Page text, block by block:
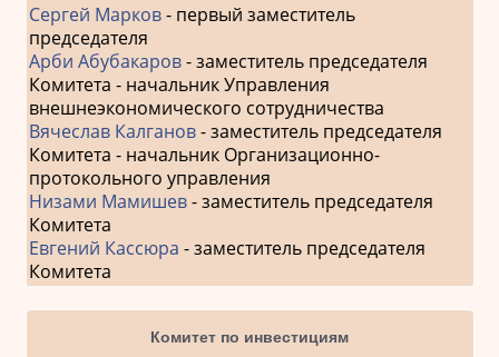
Сергей Марков- первый заместитель
председателя
Арби Абубакаров- заместитель председателя
Комитета - начальник Управления
внешнеэкономического сотрудничества
Вячеслав Калганов- заместитель председателя
Комитета - начальник Организационно-
протокольного управления
Низами Мамишев- заместитель председателя
Комитета
Евгений Кассюра - заместитель председателя
Комитета
Комитет по инвестициям